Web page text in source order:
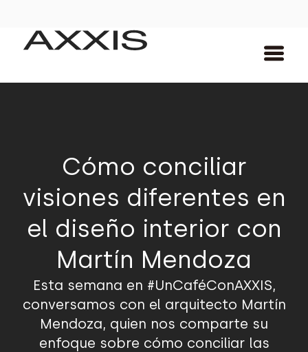
Cómo conciliar
visiones diferentes en
el diseño interior con
Martín Mendoza
Esta semana en #UnCaféConAXXIS,
conversamos con el arquitecto Martín
Mendoza, quien nos comparte su
enfoque sobre cómo conciliar las